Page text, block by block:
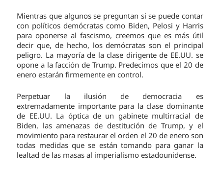
Mientras que algunos se preguntan si se puede contar
con políticos demócratas como Biden, Pelosi y Harris
para oponerse al fascismo, creemos que es más útil
decir que, de hecho, los demócratas son el principal
peligro. La mayoría de la clase dirigente de EE.UU. se
opone a la facción de Trump. Predecimos que el 20 de
enero estarán firmemente en control.
Perpetuar la ilusión de democracia es
extremadamente importante para la clase dominante
de EE.UU. La óptica de un gabinete multirracial de
Biden, las amenazas de destitución de Trump, y el
movimiento para restaurar el orden el 20 de enero son
todas medidas que se están tomando para ganar la
lealtad de las masas al imperialismo estadounidense.